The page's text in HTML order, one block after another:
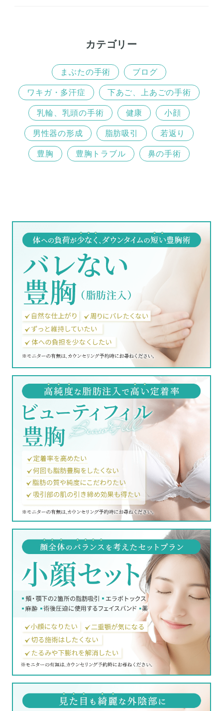
カテゴリー
まぶたの手術 ブログ
ワキガ・多汗症 下あご、上あごの手術
乳輪、乳頭の手術 健康 小顔
男性器の形成 脂肪吸引 若返り
豊胸 豊胸トラブル 鼻の手術